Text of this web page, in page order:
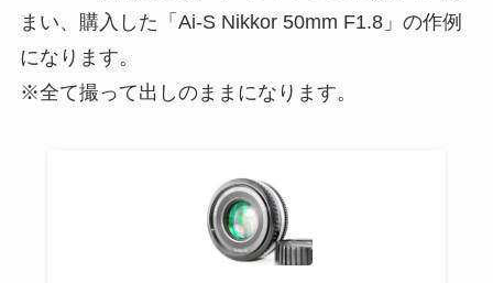
まい、購入した「Ai-S Nikkor 50mm F1.8」の作例
になります。
※全て撮って出しのままになります。